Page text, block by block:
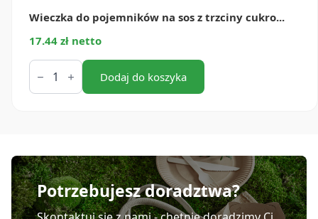
Wieczka do pojemników na sos z trzciny cukro...
17.44 zł netto
ilość
Wieczka
do
pojemników
cukrowej
60
ml
(100
szt.)
Dodaj do koszyka
Potrzebujesz doradztwa?